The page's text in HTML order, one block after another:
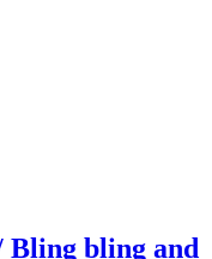
Bling bling and